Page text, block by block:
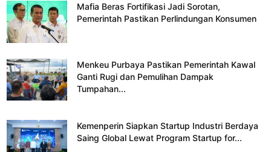
Mafia Beras Fortifikasi Jadi Sorotan,
Pemerintah Pastikan Perlindungan Konsumen
Menkeu Purbaya Pastikan Pemerintah Kawal
Ganti Rugi dan Pemulihan Dampak
Tumpahan...
Kemenperin Siapkan Startup Industri Berdaya
Saing Global Lewat Program Startup for...